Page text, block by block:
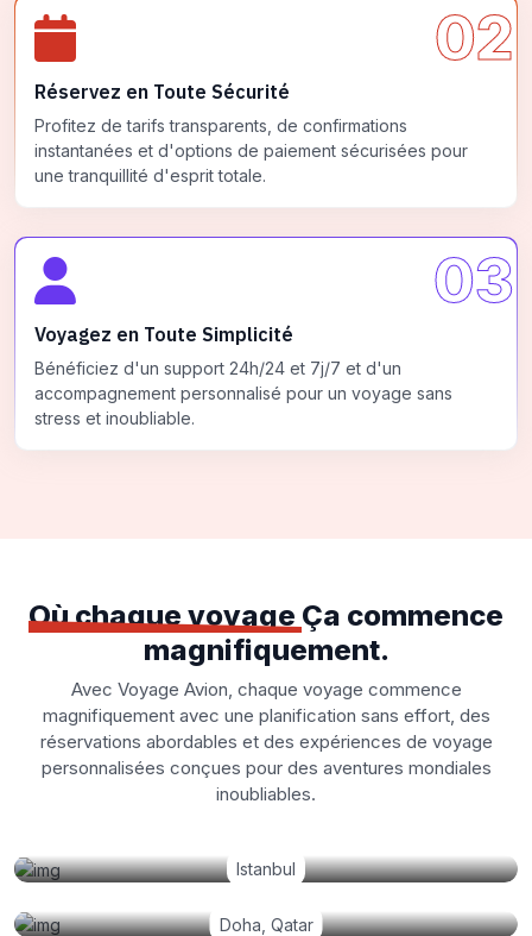
02
Réservez en Toute Sécurité
Profitez de tarifs transparents, de confirmations
instantanées et d'options de paiement sécurisées pour
une tranquillité d'esprit totale.
03
Voyagez en Toute Simplicité
Bénéficiez d'un support 24h/24 et 7j/7 et d'un
accompagnement personnalisé pour un voyage sans
stress et inoubliable.
Où chaque voyage Ça commence
magnifiquement.
Avec Voyage Avion, chaque voyage commence
magnifiquement avec une planification sans effort, des
réservations abordables et des expériences de voyage
personnalisées conçues pour des aventures mondiales
inoubliables.
Istanbul
Doha, Qatar